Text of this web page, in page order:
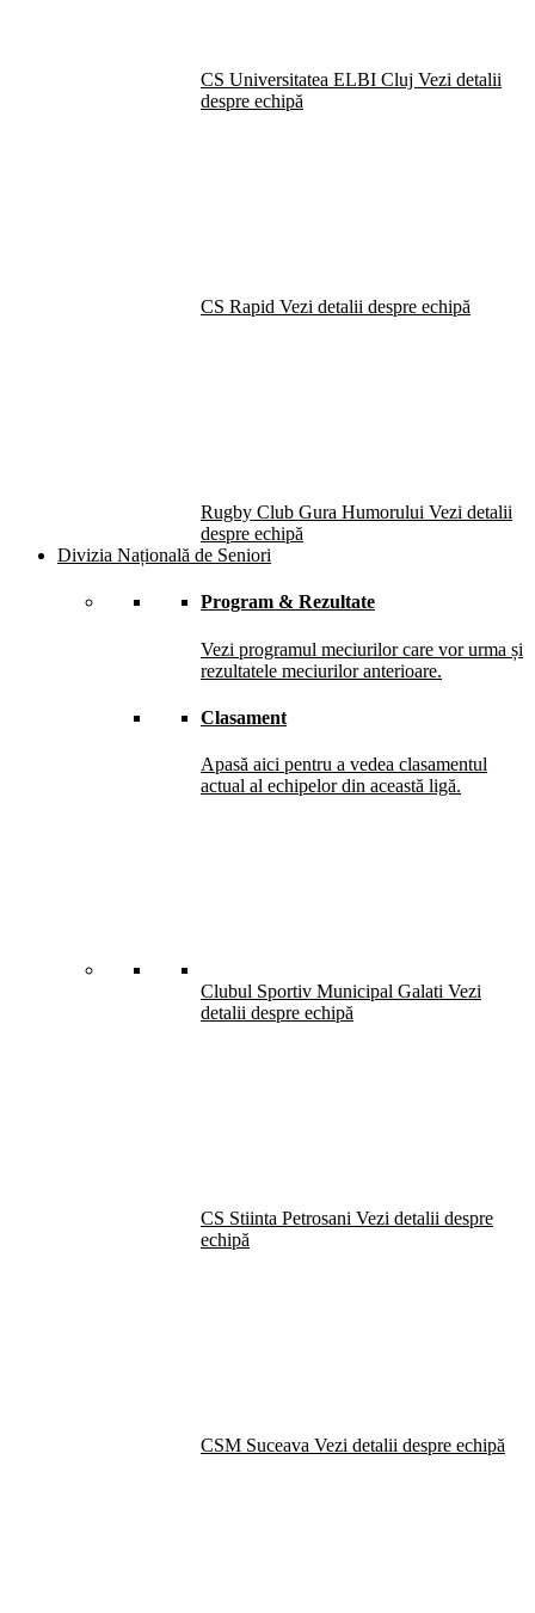
CS Universitatea ELBI Cluj Vezi detalii
despre echipă
CS Rapid Vezi detalii despre echipă
Rugby Club Gura Humorului Vezi detalii
despre echipă
Divizia Națională de Seniori
Program & Rezultate
Vezi programul meciurilor care vor urma și
rezultatele meciurilor anterioare.
Clasament
Apasă aici pentru a vedea clasamentul
actual al echipelor din această ligă.
Clubul Sportiv Municipal Galati Vezi
detalii despre echipă
CS Stiinta Petrosani Vezi detalii despre
echipă
CSM Suceava Vezi detalii despre echipă